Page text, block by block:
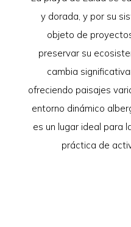
y dorada, y por su
objeto de
preservar su
cambia
ofreciendo paisajes
entorno dinámico
es un lugar ideal para
práctica de